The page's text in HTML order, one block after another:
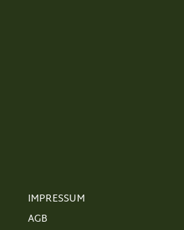
IMPRESSUM
AGB